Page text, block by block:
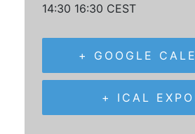
14:30 16:30 CEST
+ GOOGLE
+ ICAL